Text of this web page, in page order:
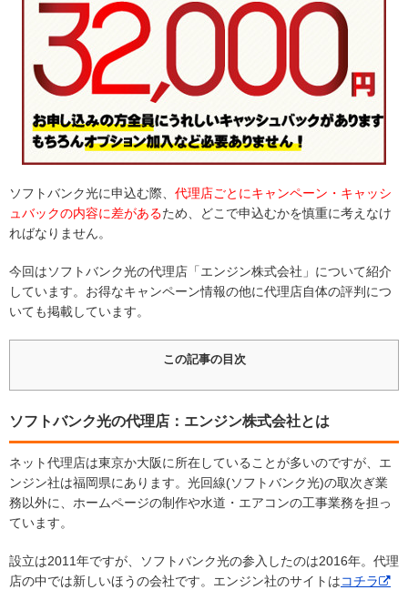
ソフトバンク光に申込む際、 代理店ごとにキャンペーン・キャッシ
ュバックの内容に差があるため、どこで申込むかを慎重に考えなけ
ればなりません。
今回はソフトバンク光の代理店「エンジン株式会社」について紹介
しています。お得なキャンペーン情報の他に代理店自体の評判につ
いても掲載しています。
この記事の目次
ソフトバンク光の代理店：エンジン株式会社とは
ネット代理店は東京か大阪に所在していることが多いのですが、エ
ンジン社は福岡県にあります。光回線(ソフトバンク光)の取次ぎ業
務以外に、ホームページの制作や水道・エアコンの工事業務を担っ
ています。
設立は2011年ですが、ソフトバンク光の参入したのは2016年。代理
店の中では新しいほうの会社です。エンジン社のサイトはコチラ